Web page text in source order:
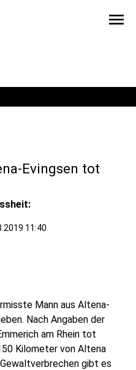
menu
Evingsen tot
11:40
Mann aus Altena-
Nach Angaben der
am Rhein tot
Kilometer von Altena
gibt es